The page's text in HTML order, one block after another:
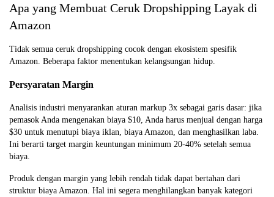
Apa yang Membuat Ceruk Dropshipping Layak di
Amazon
Tidak semua ceruk dropshipping cocok dengan ekosistem spesifik
Amazon. Beberapa faktor menentukan kelangsungan hidup.
Persyaratan Margin
Analisis industri menyarankan aturan markup 3x sebagai garis dasar: jika
pemasok Anda mengenakan biaya $10, Anda harus menjual dengan harga
$30 untuk menutupi biaya iklan, biaya Amazon, dan menghasilkan laba.
Ini berarti target margin keuntungan minimum 20-40% setelah semua
biaya.
Produk dengan margin yang lebih rendah tidak dapat bertahan dari
struktur biaya Amazon. Hal ini segera menghilangkan banyak kategori